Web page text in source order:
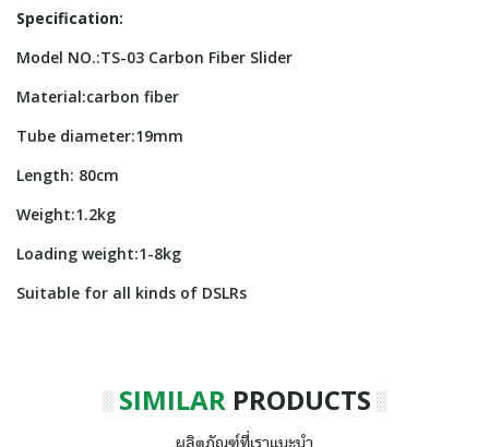
Specification:
Model NO.:TS-03 Carbon Fiber Slider
Material:carbon fiber
Tube diameter:19mm
Length: 80cm
Weight:1.2kg
Loading weight:1-8kg
Suitable for all kinds of DSLRs
SIMILARPRODUCTS